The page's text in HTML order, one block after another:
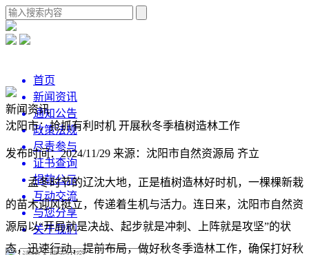
首页
新闻资讯
通知公告
政策法规
尽责参与
证书查询
捐款公示
互动交流
与您分享
关于我们
新闻资讯
沈阳市：抢抓有利时机 开展秋冬季植树造林工作
发布时间：2024/11/29 来源：沈阳市自然资源局 齐立
孟冬时节的辽沈大地，正是植树造林好时机，一棵棵新栽
的苗木迎风挺立，传递着生机与活力。连日来，沈阳市自然资
源局以“开局就是决战、起步就是冲刺、上阵就是攻坚”的状
态，迅速行动，提前布局，做好秋冬季造林工作，确保打好秋